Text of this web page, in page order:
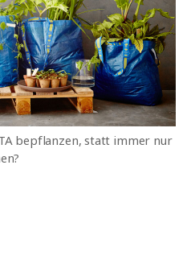
bepflanzen, statt immer nur